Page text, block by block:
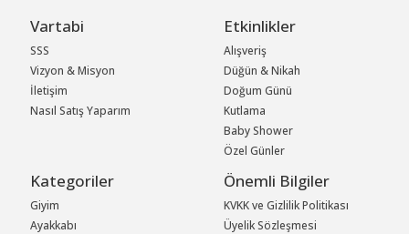
Vartabi
SSS
Vizyon & Misyon
İletişim
Nasıl Satış Yaparım
Etkinlikler
Alışveriş
Düğün & Nikah
Doğum Günü
Kutlama
Baby Shower
Özel Günler
Kategoriler
Giyim
Ayakkabı
Önemli Bilgiler
KVKK ve Gizlilik Politikası
Üyelik Sözleşmesi